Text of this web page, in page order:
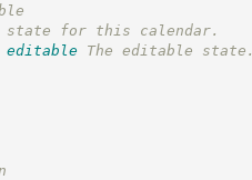
for this calendar.
editable
The editable state.